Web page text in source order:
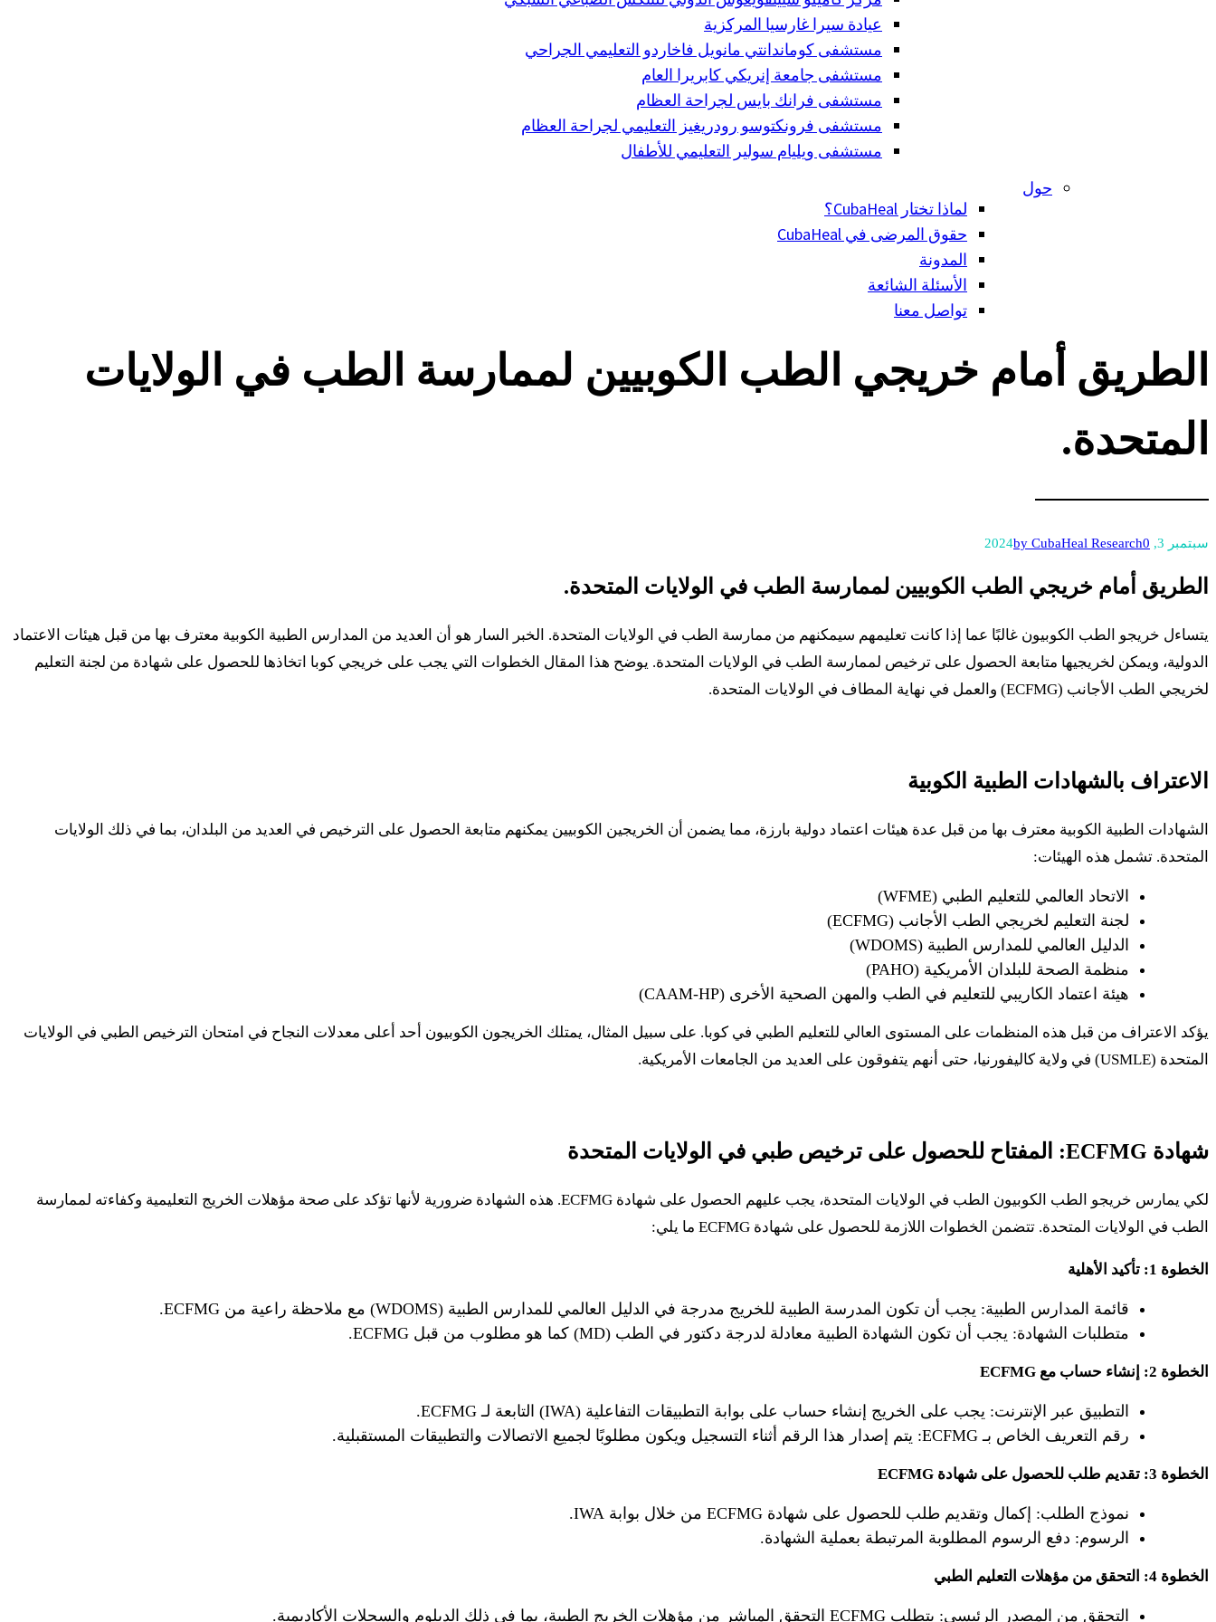
عيادة سيرا غارسيا المركزية
مستشفى كوماندانتي مانويل فاخاردو التعليمي الجراحي
مستشفى جامعة إنريكي كابريرا العام
مستشفى فرانك بايس لجراحة العظام
مستشفى فرونكتوسو رودريغيز التعليمي لجراحة العظام
مستشفى ويليام سولير التعليمي للأطفال
حول
لماذا تختار CubaHeal؟
حقوق المرضى في CubaHeal
المدونة
الأسئلة الشائعة
تواصل معنا
الطريق أمام خريجي الطب الكوبيين لممارسة الطب في الولايات
المتحدة.
سبتمبر 3, 2024 by CubaHeal Research0
الطريق أمام خريجي الطب الكوبيين لممارسة الطب في الولايات المتحدة.
يتساءل خريجو الطب الكوبيون غالبًا عما إذا كانت تعليمهم سيمكنهم من ممارسة الطب في الولايات المتحدة. الخبر السار هو أن العديد من المدارس الطبية الكوبية معترف بها من قبل هيئات الاعتماد
الدولية، ويمكن لخريجيها متابعة الحصول على ترخيص لممارسة الطب في الولايات المتحدة. يوضح هذا المقال الخطوات التي يجب على خريجي كوبا اتخاذها للحصول على شهادة من لجنة التعليم
لخريجي الطب الأجانب (ECFMG) والعمل في نهاية المطاف في الولايات المتحدة.
الاعتراف بالشهادات الطبية الكوبية
الشهادات الطبية الكوبية معترف بها من قبل عدة هيئات اعتماد دولية بارزة، مما يضمن أن الخريجين الكوبيين يمكنهم متابعة الحصول على الترخيص في العديد من البلدان، بما في ذلك الولايات
المتحدة. تشمل هذه الهيئات:
الاتحاد العالمي للتعليم الطبي (WFME)
لجنة التعليم لخريجي الطب الأجانب (ECFMG)
الدليل العالمي للمدارس الطبية (WDOMS)
منظمة الصحة للبلدان الأمريكية (PAHO)
هيئة اعتماد الكاريبي للتعليم في الطب والمهن الصحية الأخرى (CAAM-HP)
يؤكد الاعتراف من قبل هذه المنظمات على المستوى العالي للتعليم الطبي في كوبا. على سبيل المثال، يمتلك الخريجون الكوبيون أحد أعلى معدلات النجاح في امتحان الترخيص الطبي في الولايات
المتحدة (USMLE) في ولاية كاليفورنيا، حتى أنهم يتفوقون على العديد من الجامعات الأمريكية.
شهادة ECFMG: المفتاح للحصول على ترخيص طبي في الولايات المتحدة
لكي يمارس خريجو الطب الكوبيون الطب في الولايات المتحدة، يجب عليهم الحصول على شهادة ECFMG. هذه الشهادة ضرورية لأنها تؤكد على صحة مؤهلات الخريج التعليمية وكفاءته لممارسة
الطب في الولايات المتحدة. تتضمن الخطوات اللازمة للحصول على شهادة ECFMG ما يلي:
الخطوة 1: تأكيد الأهلية
قائمة المدارس الطبية: يجب أن تكون المدرسة الطبية للخريج مدرجة في الدليل العالمي للمدارس الطبية (WDOMS) مع ملاحظة راعية من ECFMG.
متطلبات الشهادة: يجب أن تكون الشهادة الطبية معادلة لدرجة دكتور في الطب (MD) كما هو مطلوب من قبل ECFMG.
الخطوة 2: إنشاء حساب مع ECFMG
التطبيق عبر الإنترنت: يجب على الخريج إنشاء حساب على بوابة التطبيقات التفاعلية (IWA) التابعة لـ ECFMG.
رقم التعريف الخاص بـ ECFMG: يتم إصدار هذا الرقم أثناء التسجيل ويكون مطلوبًا لجميع الاتصالات والتطبيقات المستقبلية.
الخطوة 3: تقديم طلب للحصول على شهادة ECFMG
نموذج الطلب: إكمال وتقديم طلب للحصول على شهادة ECFMG من خلال بوابة IWA.
الرسوم: دفع الرسوم المطلوبة المرتبطة بعملية الشهادة.
الخطوة 4: التحقق من مؤهلات التعليم الطبي
التحقق من المصدر الرئيسي: يتطلب ECFMG التحقق المباشر من مؤهلات الخريج الطبية، بما في ذلك الدبلوم والسجلات الأكاديمية.